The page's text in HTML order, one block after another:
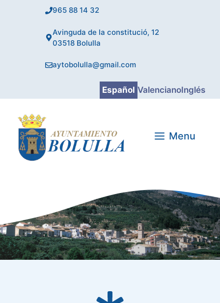
965 88 14 32
Avinguda de la constitució, 12
03518 Bolulla
aytobolulla@gmail.com
Español ValencianoInglés
Menu